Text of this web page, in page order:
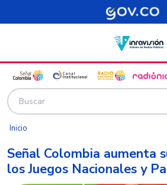
Pasar al contenido principal
Inicio
Señal Colombia aumenta
los Juegos Nacionales y